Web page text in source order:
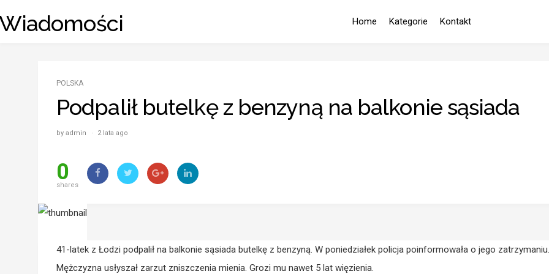
to Wiadomości Home Kategorie Kontakt
POLSKA
Podpalił butelkę z benzyną na balkonie sąsiada
by admin · 2 lata ago
0
shares
41-latek z Łodzi podpalił na balkonie sąsiada butelkę z benzyną. W poniedziałek policja poinformowała o jego zatrzymaniu.
Mężczyzna usłyszał zarzut zniszczenia mienia. Grozi mu nawet 5 lat więzienia.